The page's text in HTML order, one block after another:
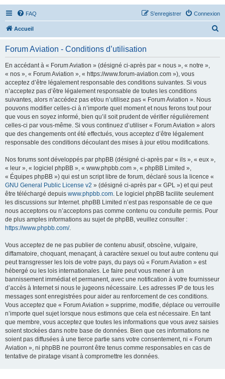
FAQ Connexion
S’enregistrer
Accueil
Forum Aviation - Conditions d’utilisation
En accédant à « Forum Aviation » (désigné ci-après par « nous », « notre »,
« nos », « Forum Aviation », « https://www.forum-aviation.com »), vous
acceptez d’être légalement responsable des conditions suivantes. Si vous
n’acceptez pas d’être légalement responsable de toutes les conditions
suivantes, alors n’accédez pas et/ou n’utilisez pas « Forum Aviation ». Nous
pouvons modifier celles-ci à n’importe quel moment et nous ferons tout pour
que vous en soyez informé, bien qu’il soit prudent de vérifier régulièrement
celles-ci par vous-même. Si vous continuez d’utiliser « Forum Aviation » alors
que des changements ont été effectués, vous acceptez d’être légalement
responsable des conditions découlant des mises à jour et/ou modifications.
Nos forums sont développés par phpBB (désigné ci-après par « ils », « eux »,
« leur », « logiciel phpBB », « www.phpbb.com », « phpBB Limited »,
« Équipes phpBB ») qui est un script libre de forum, déclaré sous la licence «
GNU General Public License v2 » (désigné ci-après par « GPL ») et qui peut
être téléchargé depuis www.phpbb.com. Le logiciel phpBB facilite seulement
les discussions sur Internet. phpBB Limited n’est pas responsable de ce que
nous acceptons ou n’acceptons pas comme contenu ou conduite permis. Pour
de plus amples informations au sujet de phpBB, veuillez consulter :
https://www.phpbb.com/.
Vous acceptez de ne pas publier de contenu abusif, obscène, vulgaire,
diffamatoire, choquant, menaçant, à caractère sexuel ou tout autre contenu qui
peut transgresser les lois de votre pays, du pays où « Forum Aviation » est
hébergé ou les lois internationales. Le faire peut vous mener à un
bannissement immédiat et permanent, avec une notification à votre fournisseur
d’accès à Internet si nous le jugeons nécessaire. Les adresses IP de tous les
messages sont enregistrées pour aider au renforcement de ces conditions.
Vous acceptez que « Forum Aviation » supprime, modifie, déplace ou verrouille
n’importe quel sujet lorsque nous estimons que cela est nécessaire. En tant
que membre, vous acceptez que toutes les informations que vous avez saisies
soient stockées dans notre base de données. Bien que ces informations ne
soient pas diffusées à une tierce partie sans votre consentement, ni « Forum
Aviation », ni phpBB ne pourront être tenus comme responsables en cas de
tentative de piratage visant à compromettre les données.